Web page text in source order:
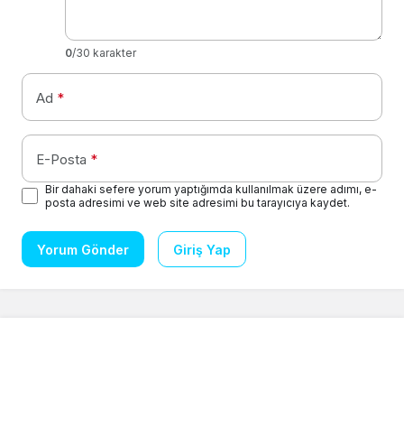
0/30 karakter
Ad *
E-Posta *
Bir dahaki sefere yorum yaptığımda kullanılmak üzere adımı, e-
posta adresimi ve web site adresimi bu tarayıcıya kaydet.
Yorum Gönder Giriş Yap